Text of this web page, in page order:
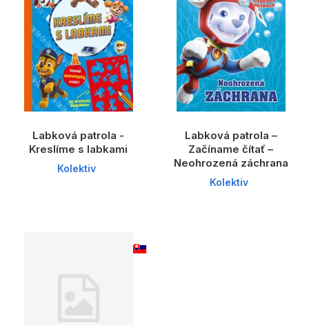
Labková patrola -
Kreslíme s labkami
Kolektiv
Labková patrola –
Začíname čítať –
Neohrozená záchrana
Kolektiv